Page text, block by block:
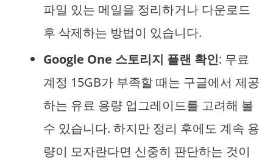
파일 있는 메일을 정리하거나 다운로드
후 삭제하는 방법이 있습니다.
Google One 스토리지 플랜 확인: 무료
계정 15GB가 부족할 때는 구글에서 제공
하는 유료 용량 업그레이드를 고려해 볼
수 있습니다. 하지만 정리 후에도 계속 용
량이 모자란다면 신중히 판단하는 것이